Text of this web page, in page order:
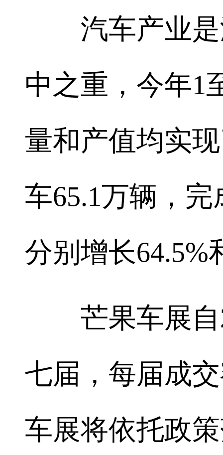
汽车产业是
中之重，今年1
量和产值均实
车65.1万辆，
分别增长64.5%
芒果车展自
七届，每届成
车展将依托政